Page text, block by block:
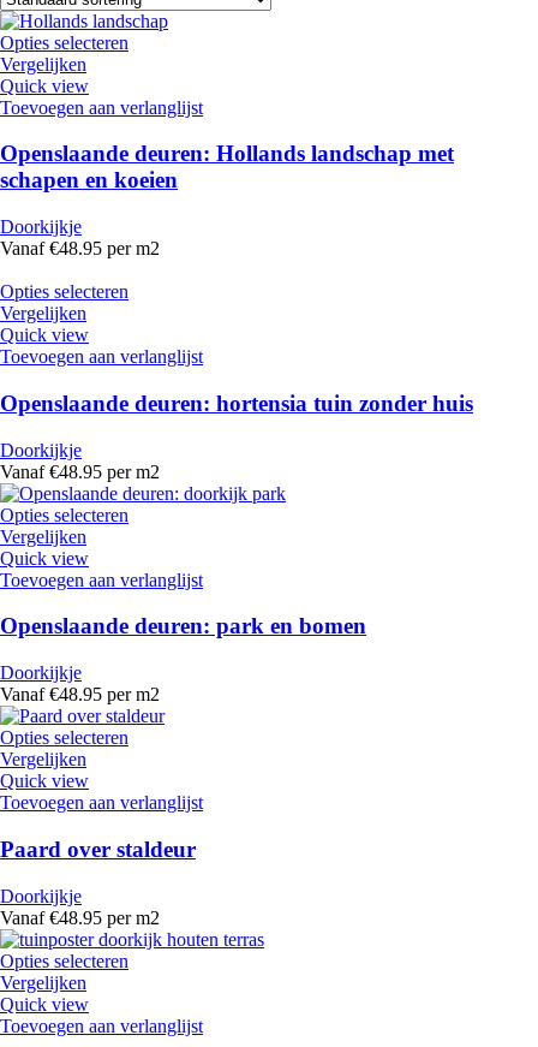
Opties selecteren
Vergelijken
Quick view
Toevoegen aan verlanglijst
Openslaande deuren: Hollands landschap met
schapen en koeien
Doorkijkje
Vanaf €48.95 per m2
Opties selecteren
Vergelijken
Quick view
Toevoegen aan verlanglijst
Openslaande deuren: hortensia tuin zonder huis
Doorkijkje
Vanaf €48.95 per m2
Opties selecteren
Vergelijken
Quick view
Toevoegen aan verlanglijst
Openslaande deuren: park en bomen
Doorkijkje
Vanaf €48.95 per m2
Opties selecteren
Vergelijken
Quick view
Toevoegen aan verlanglijst
Paard over staldeur
Doorkijkje
Vanaf €48.95 per m2
Opties selecteren
Vergelijken
Quick view
Toevoegen aan verlanglijst